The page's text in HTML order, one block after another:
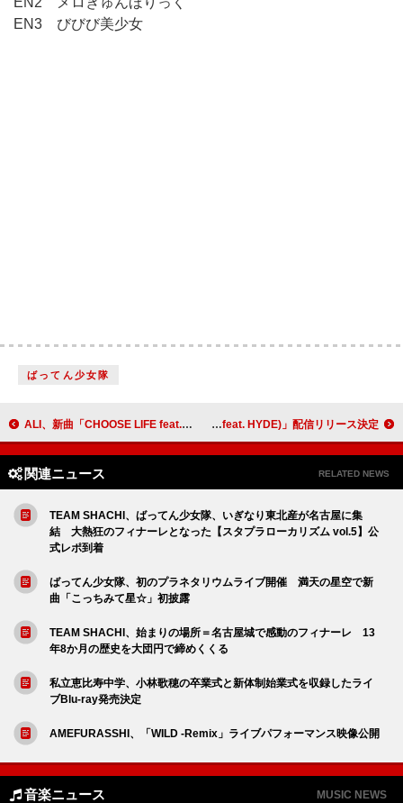
EN3 びびび美少女
ばってん少女隊
ALI、新曲「CHOOSE LIFE feat. Ashley」ワンカットMV公開 TOMORROW X TOGETHER、「SSS (Sending Secret Signals) (feat. HYDE)」配信リリース決定
関連ニュース RELATED NEWS
TEAM SHACHI、ばってん少女隊、いぎなり東北産が名古屋に集
結 大熱狂のフィナーレとなった【スタプラローカリズム vol.5】公
式レポ到着
ばってん少女隊、初のプラネタリウムライブ開催 満天の星空で新
曲「こっちみて星☆」初披露
TEAM SHACHI、始まりの場所＝名古屋城で感動のフィナーレ 13
年8か月の歴史を大団円で締めくくる
私立恵比寿中学、小林歌穂の卒業式と新体制始業式を収録したライ
ブBlu-ray発売決定
AMEFURASSHI、「WILD -Remix」ライブパフォーマンス映像公開
音楽ニュース MUSIC NEWS